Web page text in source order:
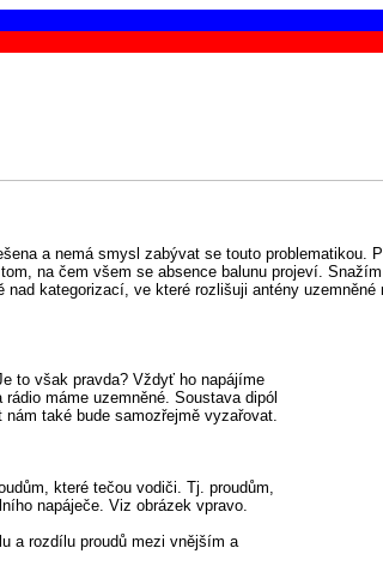
a nemá smysl zabývat se touto
na čem všem se absence balunu projeví.
kategorizací, ve které rozlišuji antény
to však pravda? Vždyť ho napájíme
máme uzemněné. Soustava dipól
také bude samozřejmě vyzařovat.
které tečou vodiči. Tj. proudům,
napáječe. Viz obrázek vpravo.
a rozdílu proudů mezi vnějším a